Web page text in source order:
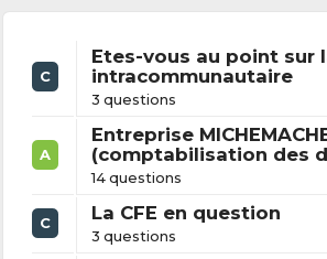
C
Etes-vous au point sur
intracommunautaire
3 questions
A
Entreprise
(comptabilisation des
14 questions
C La CFE en question
3 questions